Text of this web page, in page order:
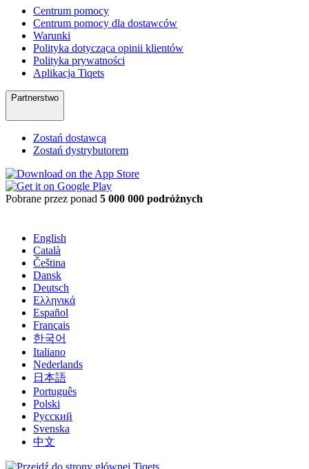
Centrum pomocy
Centrum pomocy dla dostawców
Warunki
Polityka dotycząca opinii klientów
Polityka prywatności
Aplikacja Tiqets
Partnerstwo
Zostań dostawcą
Zostań dystrybutorem
Pobrane przez ponad 5 000 000 podróżnych
English
Català
Čeština
Dansk
Deutsch
Ελληνικά
Español
Français
한국어
Italiano
Nederlands
日本語
Português
Polski
Русский
Svenska
中文